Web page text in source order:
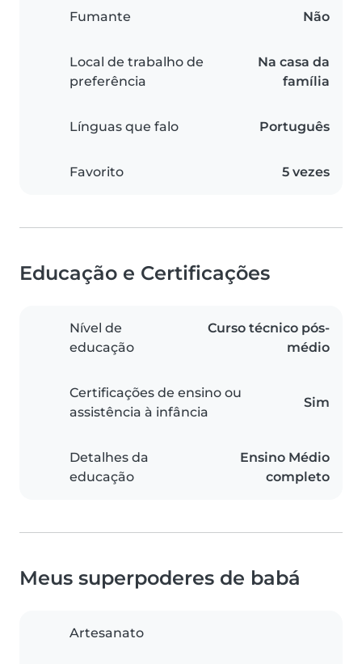
Fumante Não
Local de trabalho de
preferência
Na casa da
família
Línguas que falo Português
Favorito 5 vezes
Educação e Certificações
Nível de
educação
Curso técnico pós-
médio
Certificações de ensino ou
assistência à infância
Sim
Detalhes da
educação
Ensino Médio
completo
Meus superpoderes de babá
Artesanato